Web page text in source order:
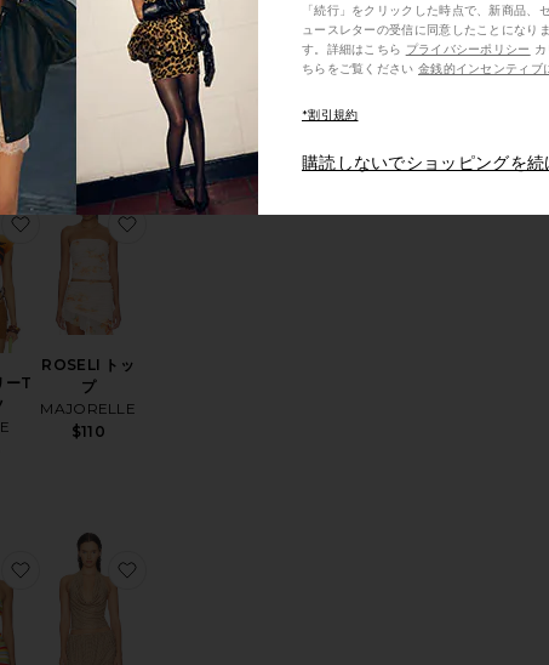
ップ
Sale price:
Previous price:
Magen Shirt
Bananhot
$150
プ トップ
ーT
お気に入りパームツリーTシャツ
ROSELI トッ
プ
MAJORELLE
$110
お気に入りROSELI トップ
プタンクトップ
CLEO トップ
お気に入りCELESTE トップ
「続行」をクリックした時点で、新商品、
ュースレターの受信に同意したことになり
す。詳細はこちら プライバシーポリシー
ちらをご覧ください 金銭的インセンティブ
*割引規約
購読しないでショッピングを続